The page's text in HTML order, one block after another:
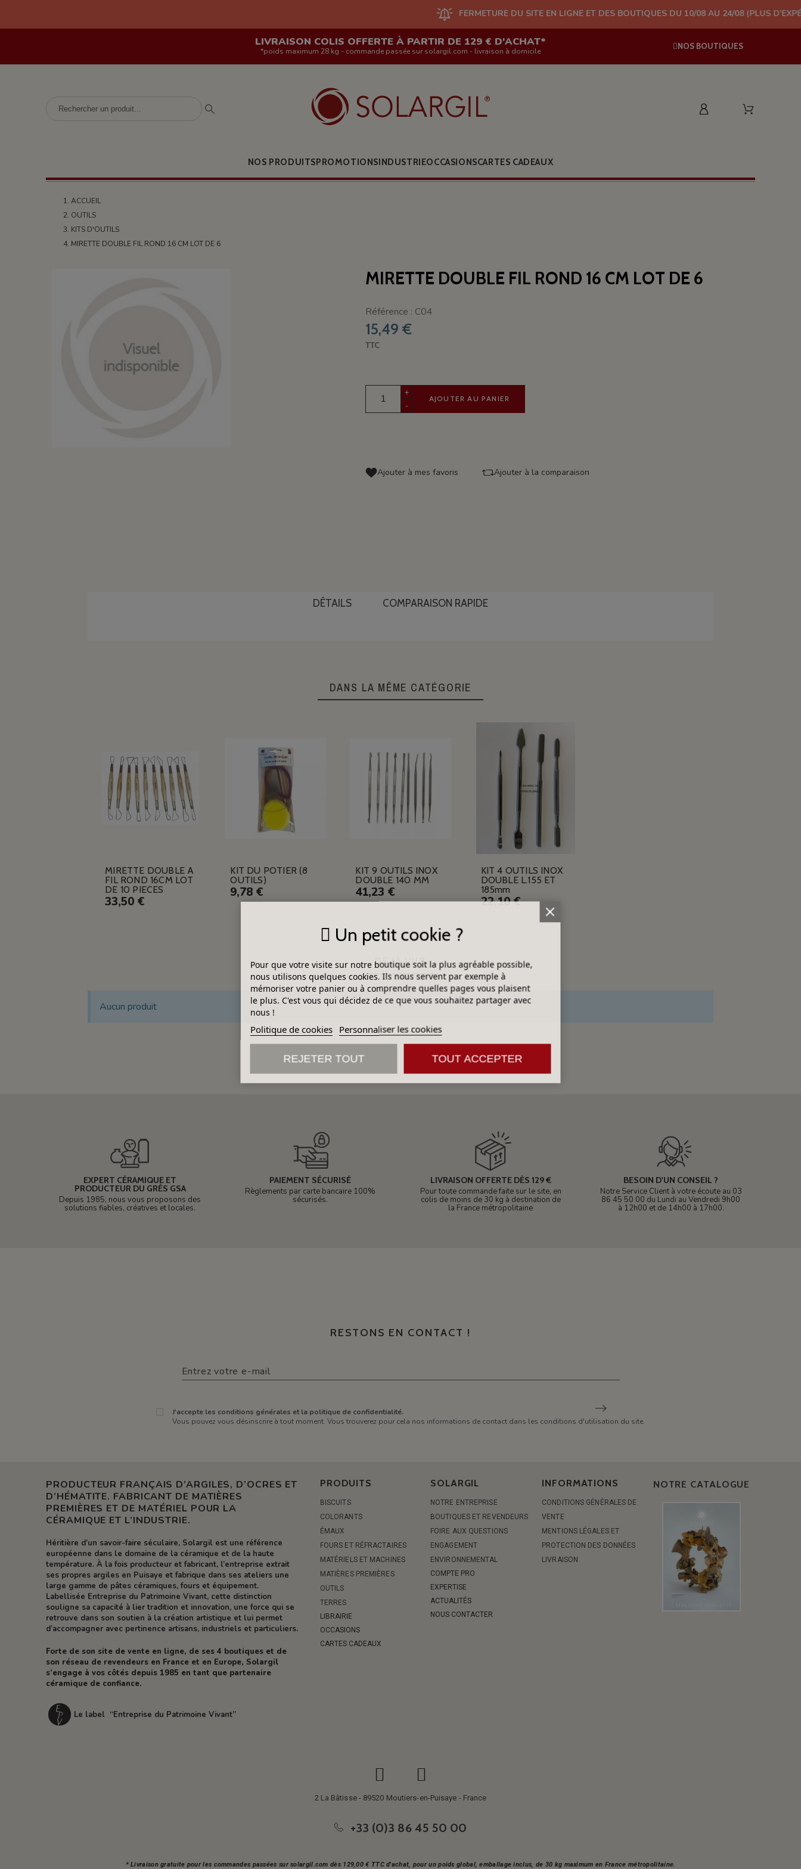
FERMETURE DU SITE EN LIGNE ET DES BOUTIQUES DU 10/08 AU 24/08 (PLUS D'EXPÉDITION
LIVRAISON COLIS OFFERTE À PARTIR DE 129 € D'ACHAT*
*poids maximum 28 kg - commande passée sur solargil.com - livraison à domicile
NOS BOUTIQUES
NOS PRODUITSPROMOTIONSINDUSTRIEOCCASIONSCARTES CADEAUX
ACCUEIL
OUTILS
KITS D'OUTILS
MIRETTE DOUBLE FIL ROND 16 CM LOT DE 6
MIRETTE DOUBLE FIL ROND 16 CM LOT DE 6
Référence : C04
15,49 €
TTC
+
-
AJOUTER AU PANIER
Ajouter à mes favoris Ajouter à la comparaison
DÉTAILS COMPARAISON RAPIDE
DANS LA MÊME CATÉGORIE
MIRETTE DOUBLE A
FIL ROND 16CM LOT
DE 10 PIECES
33,50 €
KIT DU POTIER (8
OUTILS)
9,78 €
KIT 9 OUTILS INOX
DOUBLE 140 MM
41,23 €
KIT 4 OUTILS INOX
DOUBLE L.155 ET
185mm
22,10 €
DÉJÀ VUS
Aucun produit
EXPERT CÉRAMIQUE ET
PRODUCTEUR DU GRÈS GSA
Depuis 1985, nous vous proposons des
solutions fiables, créatives et locales.
PAIEMENT SÉCURISÉ
Règlements par carte bancaire 100%
sécurisés.
LIVRAISON OFFERTE DÈS 129 €
Pour toute commande faite sur le site, en
colis de moins de 30 kg à destination de
la France métropolitaine
BESOIN D'UN CONSEIL ?
Notre Service Client à votre écoute au 03
86 45 50 00 du Lundi au Vendredi 9h00
à 12h00 et de 14h00 à 17h00.
RESTONS EN CONTACT !
J'accepte les conditions générales et la politique de confidentialité.
Vous pouvez vous désinscrire à tout moment. Vous trouverez pour cela nos informations de contact dans les conditions d'utilisation du site.
PRODUCTEUR FRANÇAIS D’ARGILES, D’OCRES ET
D’HÉMATITE. FABRICANT DE MATIÈRES
PREMIÈRES ET DE MATÉRIEL POUR LA
CÉRAMIQUE ET L’INDUSTRIE.
Héritière d’un savoir-faire séculaire, Solargil est une référence
européenne dans le domaine de la céramique et de la haute
température. À la fois producteur et fabricant, l’entreprise extrait
ses propres argiles en Puisaye et fabrique dans ses ateliers une
large gamme de pâtes céramiques, fours et équipement.
Labellisée Entreprise du Patrimoine Vivant, cette distinction
souligne sa capacité à lier tradition et innovation, une force qui se
retrouve dans son soutien à la création artistique et lui permet
d’accompagner avec pertinence artisans, industriels et particuliers.
Forte de son site de vente en ligne, de ses 4 boutiques et de
son réseau de revendeurs en France et en Europe, Solargil
s’engage à vos côtés depuis 1985 en tant que partenaire
céramique de confiance.
Le label “Entreprise du Patrimoine Vivant”
PRODUITS
BISCUITS
COLORANTS
ÉMAUX
FOURS ET RÉFRACTAIRES
MATÉRIELS ET MACHINES
MATIÈRES PREMIÈRES
OUTILS
TERRES
LIBRAIRIE
OCCASIONS
CARTES CADEAUX
SOLARGIL
NOTRE ENTREPRISE
BOUTIQUES ET REVENDEURS
FOIRE AUX QUESTIONS
ENGAGEMENT
ENVIRONNEMENTAL
COMPTE PRO
EXPERTISE
ACTUALITÉS
NOUS CONTACTER
INFORMATIONS
CONDITIONS GÉNÉRALES DE
VENTE
MENTIONS LÉGALES ET
PROTECTION DES DONNÉES
LIVRAISON
NOTRE CATALOGUE
2 La Bâtisse - 89520 Moutiers-en-Puisaye - France
+33 (0)3 86 45 50 00
* Livraison gratuite pour les commandes passées sur solargil.com dès 129,00 € TTC d'achat, pour un poids global, emballage inclus, de 30 kg maximum en France métropolitaine.
Un petit cookie ?
Pour que votre visite sur notre boutique soit la plus agréable possible,
nous utilisons quelques cookies. Ils nous servent par exemple à
mémoriser votre panier ou à comprendre quelles pages vous plaisent
le plus. C'est vous qui décidez de ce que vous souhaitez partager avec
nous !
Politique de cookies Personnaliser les cookies
REJETER TOUT TOUT ACCEPTER